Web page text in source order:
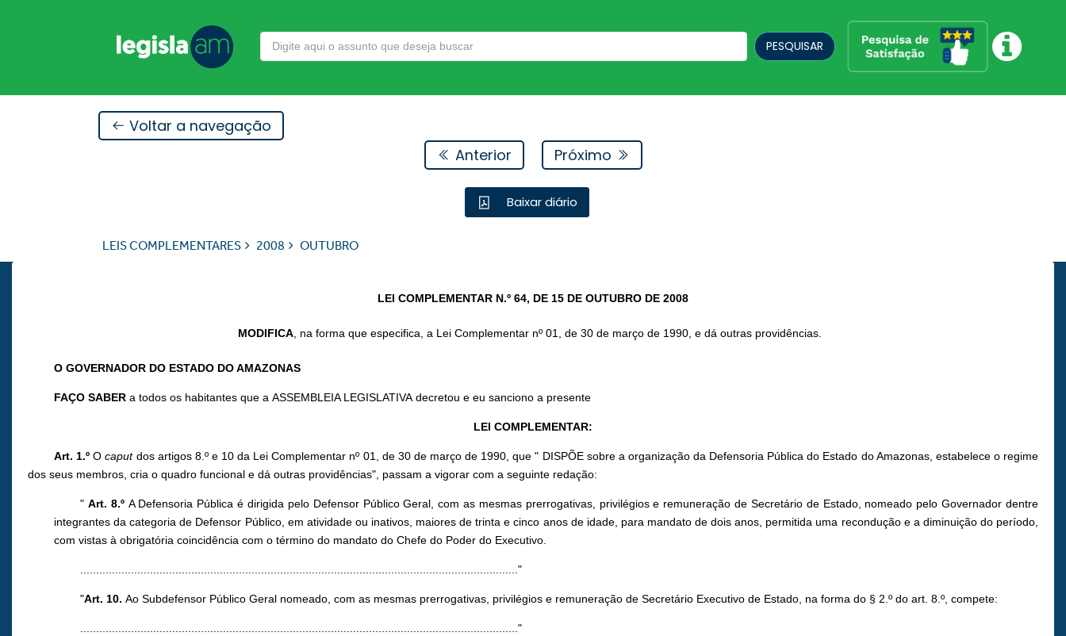
PESQUISAR
Voltar a navegação
Anterior
Próximo
Baixar diário
LEIS COMPLEMENTARES 2008 OUTUBRO
LEI COMPLEMENTAR N.º 64, DE 15 DE OUTUBRO DE 2008
MODIFICA, na forma que especifica, a Lei Complementar nº 01, de 30 de março de 1990, e dá outras providências.
O GOVERNADOR DO ESTADO DO AMAZONAS
FAÇO SABER a todos os habitantes que a ASSEMBLEIA LEGISLATIVA decretou e eu sanciono a presente
LEI COMPLEMENTAR:
Art. 1.º Ocaput dos artigos 8.º e 10 da Lei Complementar nº 01, de 30 de março de 1990, que " DISPÕE sobre a organização da Defensoria Pública do Estado do Amazonas, estabelece o regime
dos seus membros, cria o quadro funcional e dá outras providências", passam a vigorar com a seguinte redação:
" Art. 8.ºA Defensoria Pública é dirigida pelo Defensor Público Geral, com as mesmas prerrogativas, privilégios e remuneração de Secretário de Estado, nomeado pelo Governador dentre
integrantes da categoria de Defensor Público, em atividade ou inativos, maiores de trinta e cinco anos de idade, para mandato de dois anos, permitida uma recondução e a diminuição do período,
com vistas à obrigatória coincidência com o término do mandato do Chefe do Poder do Executivo.
.........................................................................................................................................."
"Art. 10. Ao Subdefensor Público Geral nomeado, com as mesmas prerrogativas, privilégios e remuneração de Secretário Executivo de Estado, na forma do § 2.º do art. 8.º, compete:
.........................................................................................................................................."